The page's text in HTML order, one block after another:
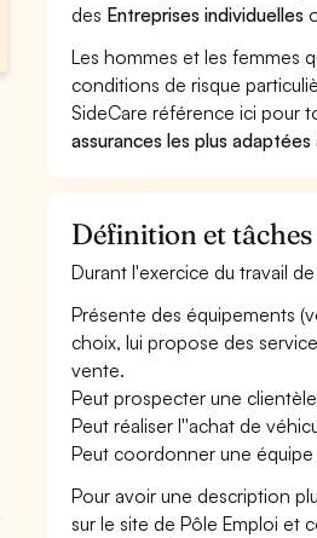
des Entreprises individuelles
Les hommes et les femmes
conditions de risque
SideCare référence ici pour
assurances les plus
Définition et
Durant l'exercice du travail
Présente des équipements
choix, lui propose des
vente.
Peut prospecter une
Peut réaliser l''achat de
Peut coordonner une
Pour avoir une description
sur le site de Pôle Emploi et